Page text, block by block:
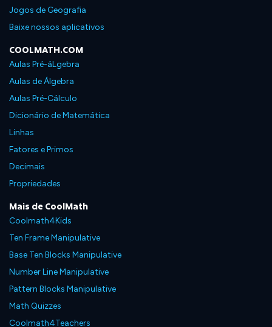
Jogos de Geografia
Baixe nossos aplicativos
COOLMATH.COM
Aulas Pré-áLgebra
Aulas de Álgebra
Aulas Pré-Cálculo
Dicionário de Matemática
Linhas
Fatores e Primos
Decimais
Propriedades
Mais de CoolMath
Coolmath4Kids
Ten Frame Manipulative
Base Ten Blocks Manipulative
Number Line Manipulative
Pattern Blocks Manipulative
Math Quizzes
Coolmath4Teachers